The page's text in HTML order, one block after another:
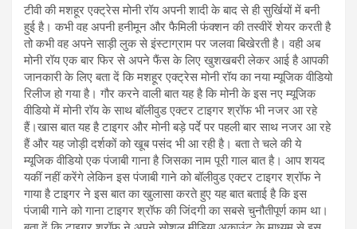
टीवी की मशहूर एक्ट्रेस मोनी रॉय अपनी शादी के बाद से ही सुर्खियों में बनी
हुई है। कभी वह अपनी हनीमून और फैमिली फंक्शन की तस्वीरें शेयर करती है
तो कभी वह अपने साड़ी लुक से इंस्टाग्राम पर जलवा बिखेरती है। वही अब
मोनी रॉय एक बार फिर से अपने फैंस के लिए खुशखबरी लेकर आई है आपकी
जानकारी के लिए बता दें कि मशहूर एक्ट्रेस मोनी रॉय का नया म्यूजिक वीडियो
रिलीज हो गया है। गौर करने वाली बात यह है कि मोनी के इस नए म्यूजिक
वीडियो में मोनी रॉय के साथ बॉलीवुड एक्टर टाइगर श्रॉफ भी नजर आ रहे
हैं।खास बात यह है टाइगर और मोनी बड़े पर्दे पर पहली बार साथ नजर आ रहे
हैं और यह जोड़ी दर्शकों को खूब पसंद भी आ रही है। बता ते चले की ये
म्यूजिक वीडियो एक पंजाबी गाना है जिसका नाम पूरी गाल बात है। आप शयद
यकीं नहीं करेंगे लेकिन इस पंजाबी गाने को बॉलीवुड एक्टर टाइगर श्रॉफ ने
गाया है टाइगर ने इस बात का खुलासा करते हुए यह बात बताई है कि इस
पंजाबी गाने को गाना टाइगर श्रॉफ की जिंदगी का सबसे चुनौतीपूर्ण काम था।